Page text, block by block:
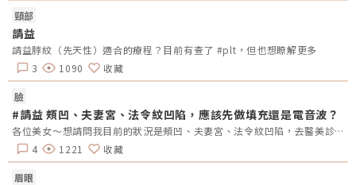
頸部
請益
請益脖紋（先天性）適合的療程？目前有查了 #plt，但也想瞭解更多
3
1090 收藏
臉
#請益 頰凹、夫妻宮、法令紋凹陷，應該先做填充還是電音波？
各位美女～想請問我目前的狀況是頰凹、夫妻宮、法令紋凹陷，去醫美診所諮詢，他是建議我電音波也要做，但療程下來要20萬左右，目前最困擾的是法令紋&gt;頰凹&gt;夫妻宮是先填充完再打電波嗎？還是先打電波再填充呢～～Â
4
1221 收藏
眉眼